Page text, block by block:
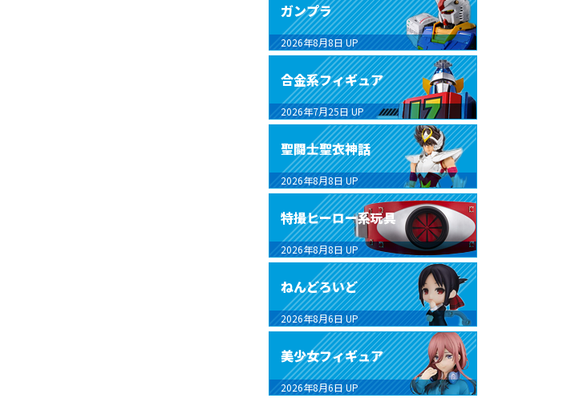
ガンプラ
2026年8月8日 UP
合金系フィギュア
2026年7月25日 UP
聖闘士聖衣神話
2026年8月8日 UP
特撮ヒーロー系玩具
2026年8月8日 UP
ねんどろいど
2026年8月6日 UP
美少女フィギュア
2026年8月6日 UP